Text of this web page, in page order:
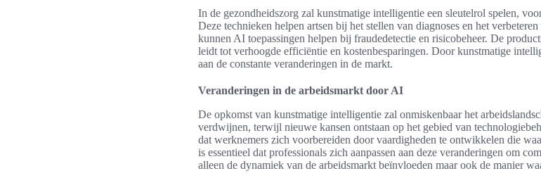
In de gezondheidszorg zal kunstmatige intelligentie een sleutelrol spelen,
Deze technieken helpen artsen bij het stellen van diagnoses en het
kunnen AI toepassingen helpen bij fraudedetectie en risicobeheer. De
leidt tot verhoogde efficiëntie en kostenbesparingen. Door kunstmatige
aan de constante veranderingen in de markt.
Veranderingen in de arbeidsmarkt door AI
De opkomst van kunstmatige intelligentie zal onmiskenbaar het
verdwijnen, terwijl nieuwe kansen ontstaan op het gebied van
dat werknemers zich voorbereiden door vaardigheden te ontwikkelen die
is essentieel dat professionals zich aanpassen aan deze veranderingen om
alleen de dynamiek van de arbeidsmarkt beïnvloeden maar ook de manier